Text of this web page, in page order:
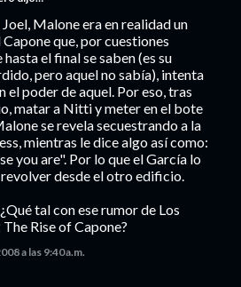
Malone era en realidad un
que, por cuestiones
el final se saben (es su
pero aquel no sabía), intenta
el poder de aquel. Por eso, tras
matar a Nitti y meter en el bote
se revela secuestrando a la
mientras le dice algo así como:
you are". Por lo que el García lo
desde el otro edificio.
tal con ese rumor de Los
Rise of Capone?
a las 9:40 a.m.